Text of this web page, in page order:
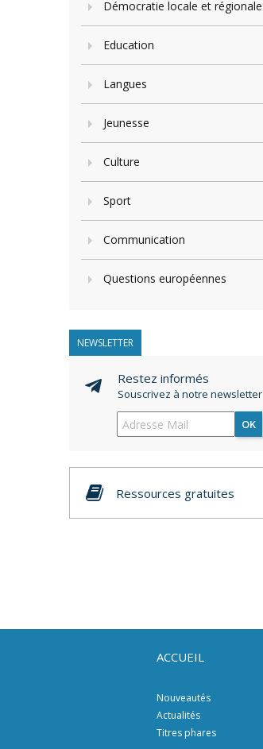
Démocratie locale et régionale
Education
Langues
Jeunesse
Culture
Sport
Communication
Questions européennes
NEWSLETTER
Restez informés
Souscrivez à notre newsletter
OK
Ressources gratuites
ACCUEIL
Nouveautés
Actualités
Titres phares